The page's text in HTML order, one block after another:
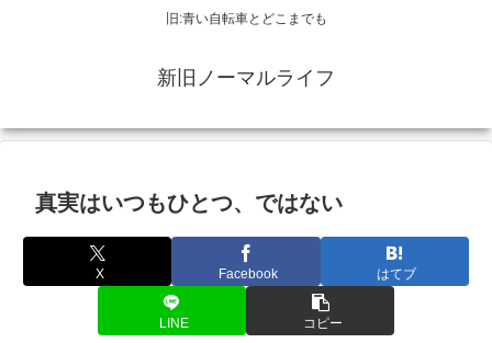
旧:青い自転車とどこまでも
新旧ノーマルライフ
真実はいつもひとつ、ではない
X Facebook はてブ
LINE コピー